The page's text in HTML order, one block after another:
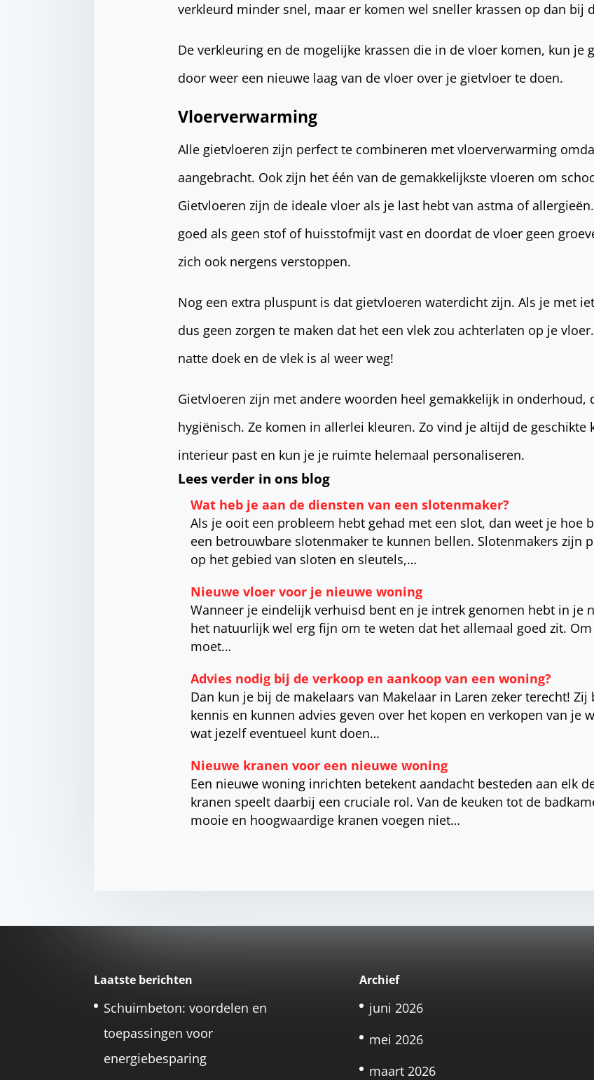
verkleurd minder snel, maar er komen wel sneller krassen op dan bij
De verkleuring en de mogelijke krassen die in de vloer komen, kun je
door weer een nieuwe laag van de vloer over je gietvloer te doen.
Vloerverwarming
Alle gietvloeren zijn perfect te combineren met vloerverwarming
aangebracht. Ook zijn het één van de gemakkelijkste vloeren om
Gietvloeren zijn de ideale vloer als je last hebt van astma of
goed als geen stof of huisstofmijt vast en doordat de vloer geen
zich ook nergens verstoppen.
Nog een extra pluspunt is dat gietvloeren waterdicht zijn. Als je met
dus geen zorgen te maken dat het een vlek zou achterlaten op je
natte doek en de vlek is al weer weg!
Gietvloeren zijn met andere woorden heel gemakkelijk in onderhoud,
hygiënisch. Ze komen in allerlei kleuren. Zo vind je altijd de geschikte
interieur past en kun je je ruimte helemaal personaliseren.
Lees verder in ons blog
Wat heb je aan de diensten van een slotenmaker?
Als je ooit een probleem hebt gehad met een slot, dan weet je hoe
een betrouwbare slotenmaker te kunnen bellen. Slotenmakers zijn
op het gebied van sloten en sleutels,…
Nieuwe vloer voor je nieuwe woning
Wanneer je eindelijk verhuisd bent en je intrek genomen hebt in je
het natuurlijk wel erg fijn om te weten dat het allemaal goed zit.
moet…
Advies nodig bij de verkoop en aankoop van een woning?
Dan kun je bij de makelaars van Makelaar in Laren zeker terecht! Zij
kennis en kunnen advies geven over het kopen en verkopen van je
wat jezelf eventueel kunt doen…
Nieuwe kranen voor een nieuwe woning
Een nieuwe woning inrichten betekent aandacht besteden aan elk
kranen speelt daarbij een cruciale rol. Van de keuken tot de
mooie en hoogwaardige kranen voegen niet…
Laatste berichten
Schuimbeton: voordelen en
toepassingen voor
energiebesparing
Archief
juni 2026
mei 2026
maart 2026